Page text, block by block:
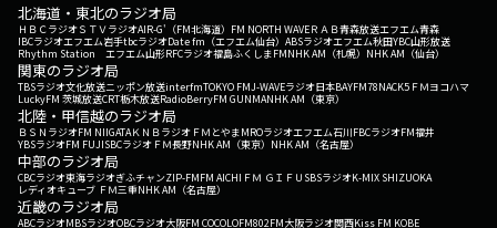
北海道・東北のラジオ局
ＨＢＣラジオＳＴＶラジオAIR-G'（FM北海道） FM NORTH WAVEＲＡＢ青森放送エフエム青森
IBCラジオエフエム岩手tbcラジオDate fm（エフエム仙台） ABSラジオエフエム秋田YBC山形放送
Rhythm Station エフエム山形RFCラジオ福島ふくしまFMNHK AM（札幌） NHK AM（仙台）
関東のラジオ局
TBSラジオ文化放送ニッポン放送interfmTOKYO FMJ-WAVEラジオ日本BAYFM78NACK5 ＦＭヨコハマ
LuckyFM 茨城放送CRT栃木放送RadioBerryFM GUNMANHK AM（東京）
北陸・甲信越のラジオ局
ＢＳＮラジオFM NIIGATAＫＮＢラジオ ＦＭとやまMROラジオエフエム石川FBCラジオFM福井
YBSラジオFM FUJISBCラジオ ＦＭ長野NHK AM（東京） NHK AM（名古屋）
中部のラジオ局
CBCラジオ東海ラジオぎふチャンZIP-FMFM AICHI ＦＭ ＧＩＦＵ SBSラジオK-MIX SHIZUOKA
レディオキューブ ＦＭ三重NHK AM（名古屋）
近畿のラジオ局
ABCラジオMBSラジオOBCラジオ大阪FM COCOLOFM802FM大阪ラジオ関西Kiss FM KOBE